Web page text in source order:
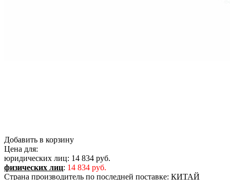
Добавить в корзину
Цена для:
юридических лиц: 14 834 руб.
физических лиц: 14 834 руб.
Страна производитель по последней поставке: КИТАЙ